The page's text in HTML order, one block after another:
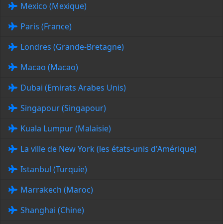
Mexico (Mexique)
Paris (France)
Londres (Grande-Bretagne)
Macao (Macao)
Dubai (Emirats Arabes Unis)
Singapour (Singapour)
Kuala Lumpur (Malaisie)
La ville de New York (les états-unis d'Amérique)
Istanbul (Turquie)
Marrakech (Maroc)
Shanghai (Chine)